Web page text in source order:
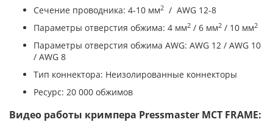
Сечение проводника: 4-10 мм2 / AWG 12-8
Параметры отверстия обжима: 4 мм2 / 6 мм2 / 10 мм2
Параметры отверстия обжима AWG: AWG 12 / AWG 10
/ AWG 8
Тип коннектора: Неизолированные коннекторы
Ресурс: 20 000 обжимов
Видео работы кримпера Pressmaster MCT FRAME: